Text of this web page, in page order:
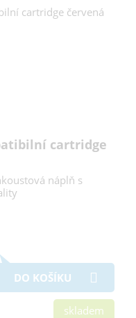
cartridge
náplň s
DO KOŠÍKU
skladem